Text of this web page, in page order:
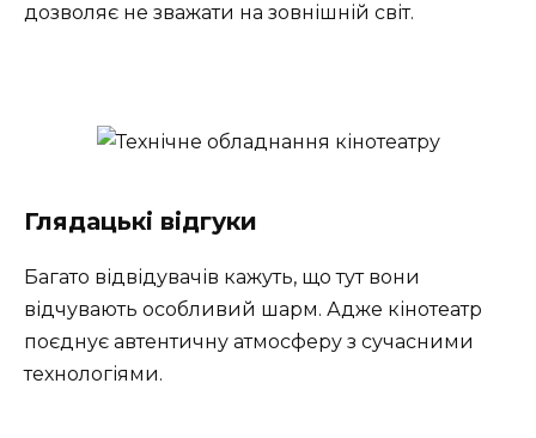
дозволяє не зважати на зовнішній світ.
Глядацькі відгуки
Багато відвідувачів кажуть, що тут вони
відчувають особливий шарм. Адже кінотеатр
поєднує автентичну атмосферу з сучасними
технологіями.